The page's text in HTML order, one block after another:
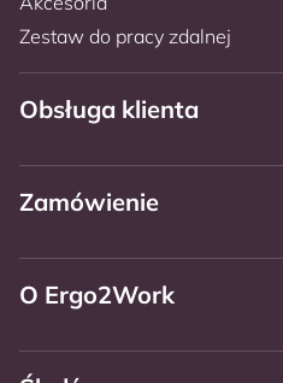
Zestaw do pracy zdalnej
Obsługa klienta
Zamówienie
O Ergo2Work